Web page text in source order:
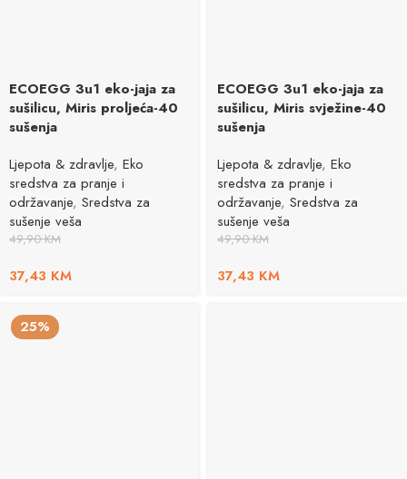
ECOEGG 3u1 eko-jaja za
sušilicu, Miris proljeća-40
sušenja
Ljepota & zdravlje, Eko
sredstva za pranje i
održavanje, Sredstva za
sušenje veša
49,90KM
37,43 KM
ECOEGG 3u1 eko-jaja za
sušilicu, Miris svježine-40
sušenja
Ljepota & zdravlje, Eko
sredstva za pranje i
održavanje, Sredstva za
sušenje veša
49,90KM
37,43 KM
25%